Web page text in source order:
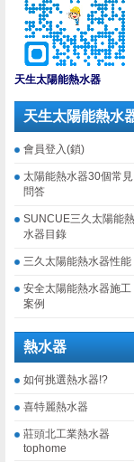
天生太陽能熱水器
天生太陽能熱水
會員登入(鎖)
太陽能熱水器30個常見
問答
SUNCUE三久太陽能熱
水器目錄
三久太陽能熱水器性能
安全太陽能熱水器施工
案例
熱水器
如何挑選熱水器!?
喜特麗熱水器
莊頭北工業熱水器
tophome